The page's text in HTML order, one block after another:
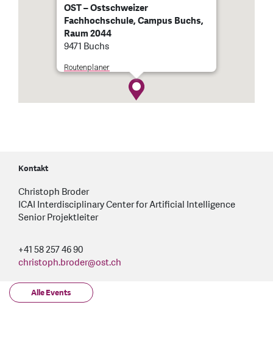
OST – Ostschweizer
Fachhochschule, Campus Buchs,
Raum 2044
9471 Buchs
Routenplaner
Kontakt
Christoph Broder
ICAI Interdisciplinary Center for Artificial Intelligence
Senior Projektleiter
+41 58 257 46 90
christoph.broder@ost.ch
Alle Events